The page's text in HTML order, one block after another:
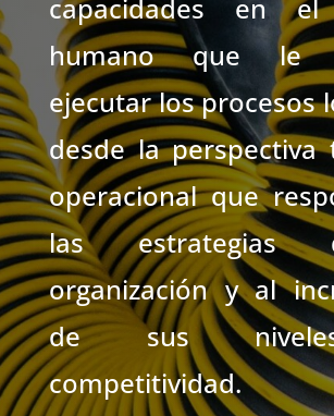
capacidades en
humano que le
ejecutar los procesos
desde la perspectiva
operacional que
las
organización y al
de sus
competitividad.